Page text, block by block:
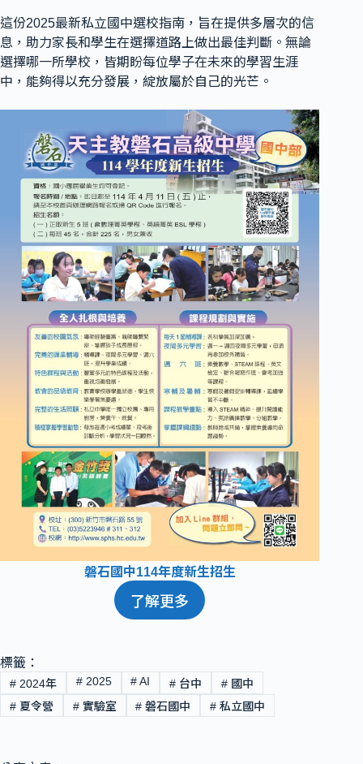
這份2025最新私立國中選校指南，旨在提供多層次的信
息，助力家長和學生在選擇道路上做出最佳判斷。無論
選擇哪一所學校，皆期盼每位學子在未來的學習生涯
中，能夠得以充分發展，綻放屬於自己的光芒。
磐石國中114年度新生招生
了解更多
標籤：
#2024年 #2025 #AI # 台中 # 國中
#夏令營 #實驗室 # 磐石國中 # 私立國中